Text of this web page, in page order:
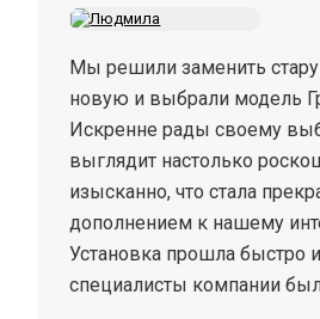
Мы решили заменить
новую и выбрали модель
Искренне рады своему
выглядит настолько
изысканно, что стала
дополнением к нашему
Установка прошла быстро
специалисты компании